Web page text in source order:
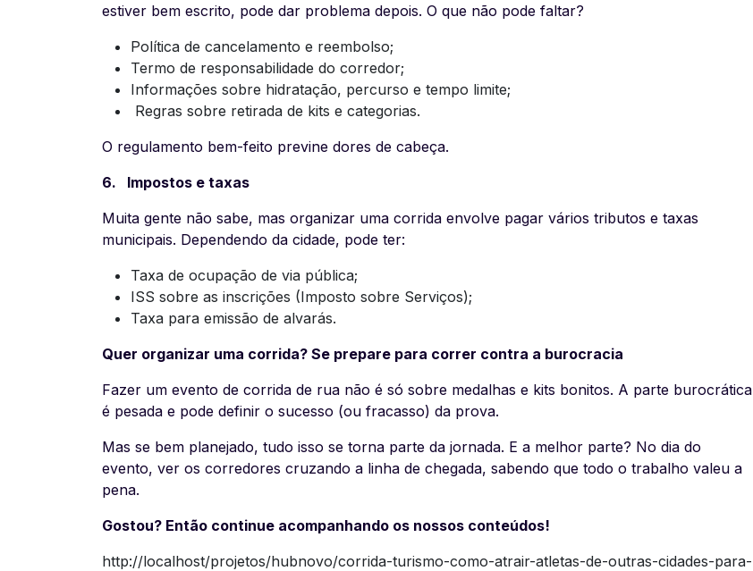
estiver bem escrito, pode dar problema depois. O que não pode faltar?
Política de cancelamento e reembolso;
Termo de responsabilidade do corredor;
Informações sobre hidratação, percurso e tempo limite;
Regras sobre retirada de kits e categorias.
O regulamento bem-feito previne dores de cabeça.
6️. Impostos e taxas
Muita gente não sabe, mas organizar uma corrida envolve pagar vários tributos e taxas
municipais. Dependendo da cidade, pode ter:
Taxa de ocupação de via pública;
ISS sobre as inscrições (Imposto sobre Serviços);
Taxa para emissão de alvarás.
Quer organizar uma corrida? Se prepare para correr contra a burocracia
Fazer um evento de corrida de rua não é só sobre medalhas e kits bonitos. A parte burocrática
é pesada e pode definir o sucesso (ou fracasso) da prova.
Mas se bem planejado, tudo isso se torna parte da jornada. E a melhor parte? No dia do
evento, ver os corredores cruzando a linha de chegada, sabendo que todo o trabalho valeu a
pena.
Gostou? Então continue acompanhando os nossos conteúdos!
http://localhost/projetos/hubnovo/corrida-turismo-como-atrair-atletas-de-outras-cidades-para-